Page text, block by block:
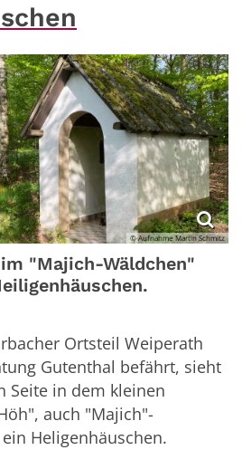
© Aufnahme Martin Schmitz
"Majich-Wäldchen"
Ortsteil Weiperath
Gutenthal befährt, sieht
Seite in dem kleinen
auch "Majich"-
Heligenhäuschen.